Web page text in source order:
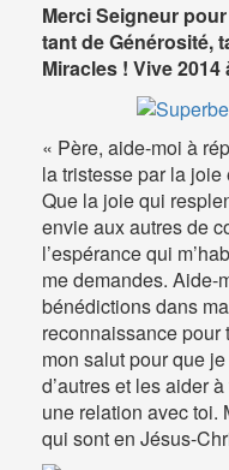
Merci Seigneur
tant de Générosité,
Miracles ! Vive 2014
« Père, aide-moi à
la tristesse par la joie
Que la joie qui
envie aux autres de
l’espérance qui
me demandes. Aide-
bénédictions dans
reconnaissance
mon salut pour que
d’autres et les aider
une relation avec toi.
qui sont en Jésus-